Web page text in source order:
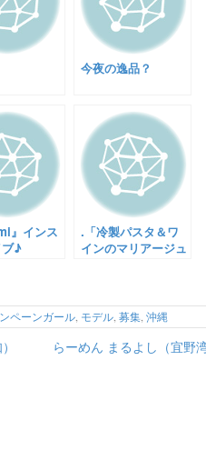
今夜の逸品？
』インス
ブ♪
.「冷製パスタ＆ワ
インのマリアージュ
ペーンガール モデル ,募集 ,沖縄
らーめん まるよし（宜野